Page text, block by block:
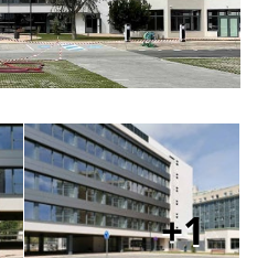
1